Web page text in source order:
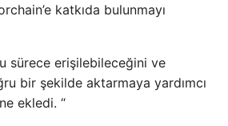
katkıda bulunmayı
sürece erişilebileceğini ve
bir şekilde aktarmaya yardımcı
ekledi. “